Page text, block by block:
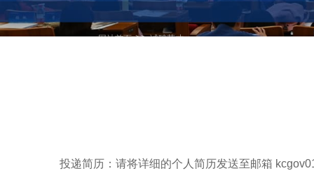
网站首页 >> 诚聘英才
投递简历：请将详细的个人简历发送至邮箱